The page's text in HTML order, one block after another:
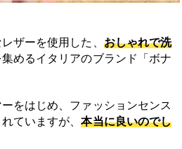
ザーを使用した、 おしゃれで洗
めるイタリアのブランド「ボナ
をはじめ、ファッションセンス
ていますが、本当に良いのでし